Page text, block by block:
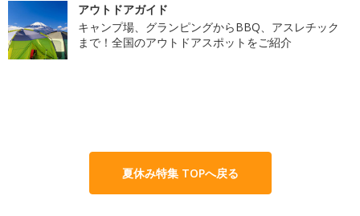
アウトドアガイド
キャンプ場、グランピングからBBQ、アスレチック
まで！全国のアウトドアスポットをご紹介
夏休み特集 TOPへ戻る